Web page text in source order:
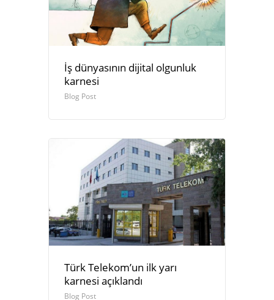
İş dünyasının dijital olgunluk
karnesi
Blog Post
Türk Telekom’un ilk yarı
karnesi açıklandı
Blog Post